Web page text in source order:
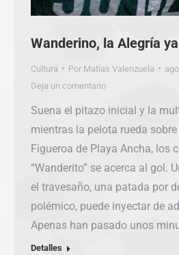
Wanderino, la Alegría
Cultura Por Matías Valenzuela
Deja un comentario
Suena el pitazo inicial y la
mientras la pelota rueda
Figueroa de Playa Ancha, los
“Wanderito” se acerca al gol.
el travesaño, una patada por
polémico, puede inyectar de
Apenas han pasado unos
Detalles